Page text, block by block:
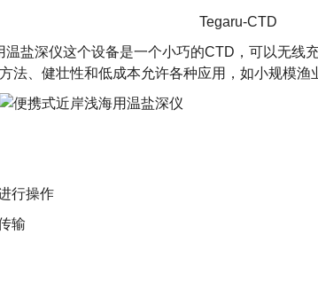
Tegaru-CTD
温盐深仪这个设备是一个小巧的CTD，可以无线
法、健壮性和低成本允许各种应用，如小规模渔
行操作
输